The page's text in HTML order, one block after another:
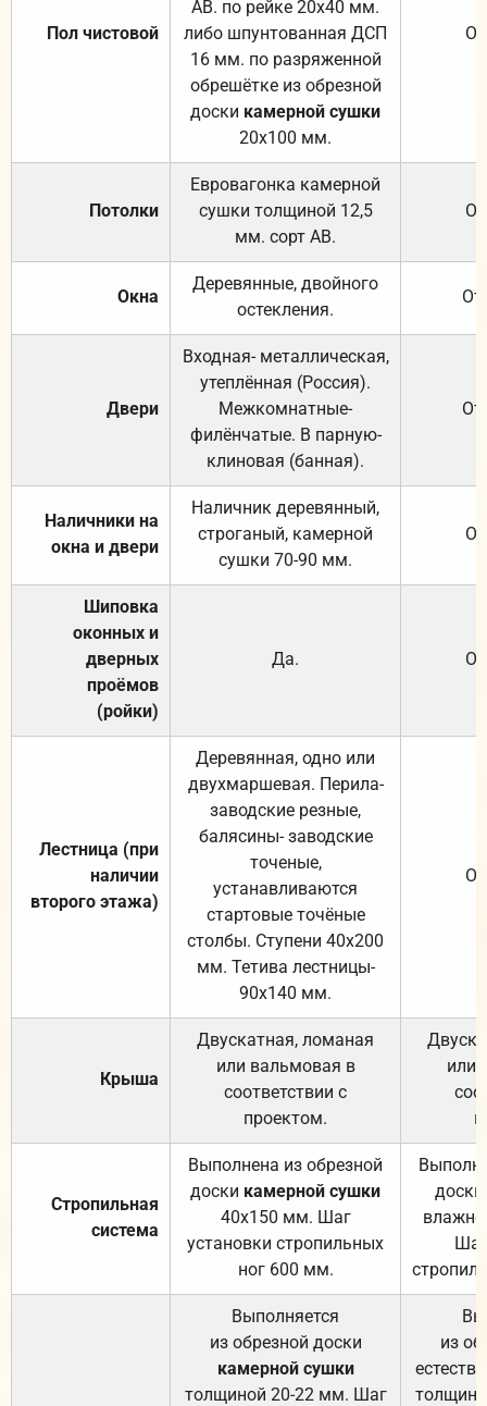
Пол чистовой
АВ. по рейке 20х40 мм.
либо шпунтованная ДСП
16 мм. по разряженной
обрешётке из обрезной
доски камерной сушки
20х100 мм.
Потолки
Евровагонка камерной
сушки толщиной 12,5
мм. сорт АВ.
Окна
Деревянные, двойного
остекления.
Двери
Входная- металлическая,
утеплённая (Россия).
Межкомнатные-
филёнчатые. В парную-
клиновая (банная).
Наличники на
окна и двери
Наличник деревянный,
строганый, камерной
сушки 70-90 мм.
Шиповка
оконных и
дверных
проёмов
(ройки)
Да.
Лестница (при
наличии
второго этажа)
Деревянная, одно или
двухмаршевая. Перила-
заводские резные,
балясины- заводские
точеные,
устанавливаются
стартовые точёные
столбы. Ступени 40х200
мм. Тетива лестницы-
90х140 мм.
Крыша
Двускатная, ломаная
или вальмовая в
соответствии с
проектом.
или
Стропильная
система
Выполнена из обрезной
доски камерной сушки
40х150 мм. Шаг
установки стропильных
ног 600 мм.
доски
Выполняется
из обрезной доски
камерной сушки
толщиной 20-22 мм. Шаг
из